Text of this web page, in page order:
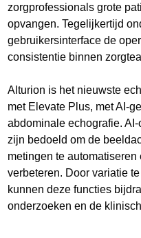
zorgprofessionals grote
opvangen. Tegelijkertijd
gebruikersinterface de
consistentie binnen
Alturion is het nieuwste
met Elevate Plus, met AI-
abdominale echografie.
zijn bedoeld om de
metingen te
verbeteren. Door variatie
kunnen deze functies
onderzoeken en de